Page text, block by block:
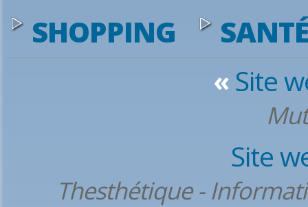
SHOPPING
SANTÉ
«Site
Site
Thesthétique -